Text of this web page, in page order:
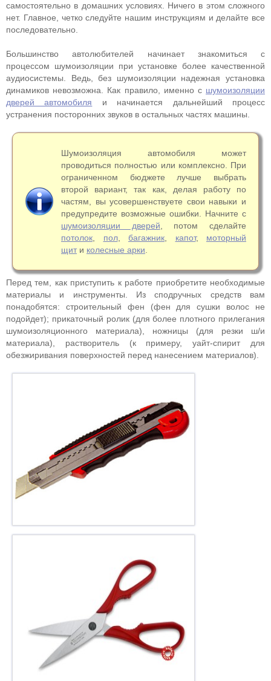
самостоятельно в домашних условиях. Ничего в этом сложного
нет. Главное, четко следуйте нашим инструкциям и делайте все
последовательно.
Большинство автолюбителей начинает знакомиться с
процессом шумоизоляции при установке более качественной
аудиосистемы. Ведь, без шумоизоляции надежная установка
динамиков невозможна. Как правило, именно с шумоизоляции
дверей автомобиля и начинается дальнейший процесс
устранения посторонних звуков в остальных частях машины.
Шумоизоляция автомобиля может
проводиться полностью или комплексно. При
ограниченном бюджете лучше выбрать
второй вариант, так как, делая работу по
частям, вы усовершенствуете свои навыки и
предупредите возможные ошибки. Начните с
шумоизоляции дверей , потом сделайте
потолок
пол, багажник капот, моторный
щит и колесные арки
Перед тем, как приступить к работе приобретите необходимые
материалы и инструменты. Из сподручных средств вам
понадобятся: строительный фен (фен для сушки волос не
подойдет); прикаточный ролик (для более плотного прилегания
шумоизоляционного материала), ножницы (для резки ш/и
материала), растворитель (к примеру, уайт-спирит для
обезжиривания поверхностей перед нанесением материалов).